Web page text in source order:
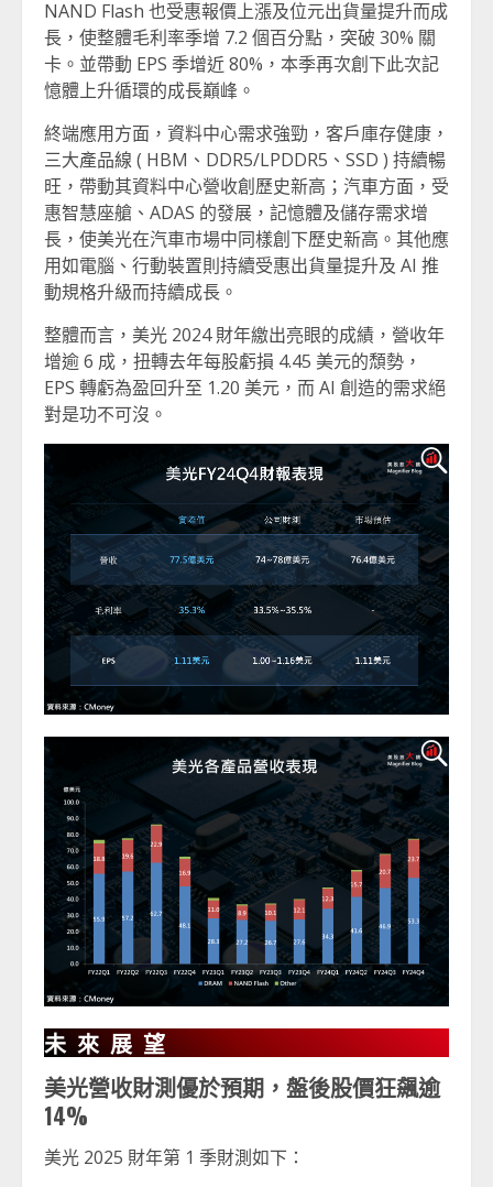
NAND Flash 也受惠報價上漲及位元出貨量提升而成
長，使整體毛利率季增 7.2 個百分點，突破 30% 關
卡。並帶動 EPS 季增近 80%，本季再次創下此次記
憶體上升循環的成長巔峰。
終端應用方面，資料中心需求強勁，客戶庫存健康，
三大產品線 ( HBM、DDR5/LPDDR5、SSD ) 持續暢
旺，帶動其資料中心營收創歷史新高；汽車方面，受
惠智慧座艙、ADAS 的發展，記憶體及儲存需求增
長，使美光在汽車市場中同樣創下歷史新高。其他應
用如電腦、行動裝置則持續受惠出貨量提升及 AI 推
動規格升級而持續成長。
整體而言，美光 2024 財年繳出亮眼的成績，營收年
增逾 6 成，扭轉去年每股虧損 4.45 美元的頹勢，
EPS 轉虧為盈回升至 1.20 美元，而 AI 創造的需求絕
對是功不可沒。
未來展望
美光營收財測優於預期，盤後股價狂飆逾
14%
美光 2025 財年第 1 季財測如下：